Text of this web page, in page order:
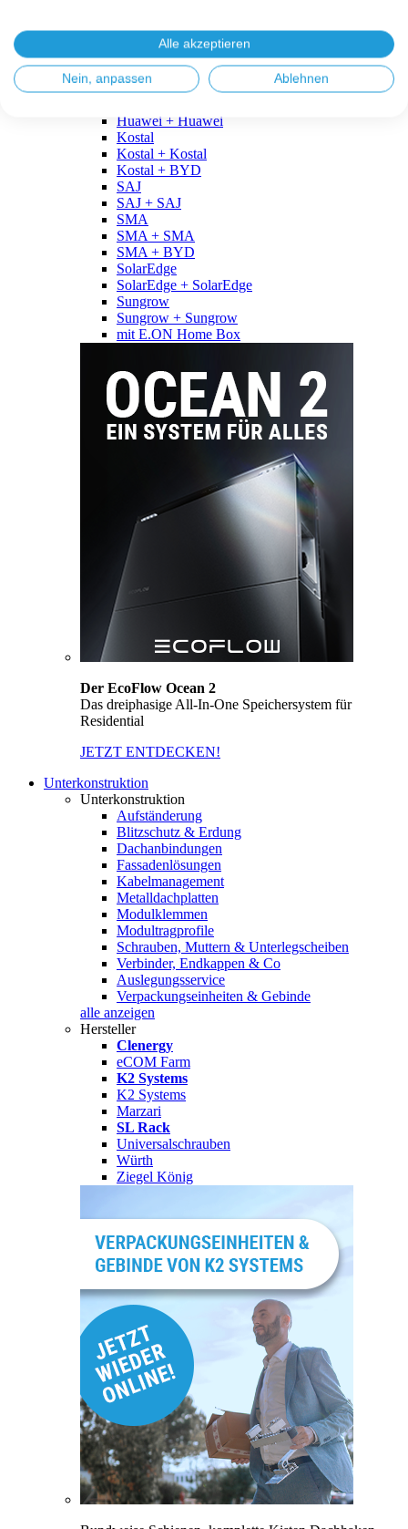
Fronius + BYD
GoodWe
GoodWe + GoodWe
GoodWe + BYD
Huawei + Huawei
Kostal
Kostal + Kostal
Kostal + BYD
SAJ
SAJ + SAJ
SMA
SMA + SMA
SMA + BYD
SolarEdge
SolarEdge + SolarEdge
Sungrow
Sungrow + Sungrow
mit E.ON Home Box
Der EcoFlow Ocean 2
Das dreiphasige All-In-One Speichersystem für
Residential
JETZT ENTDECKEN!
Unterkonstruktion
Unterkonstruktion
Aufständerung
Blitzschutz & Erdung
Dachanbindungen
Fassadenlösungen
Kabelmanagement
Metalldachplatten
Modulklemmen
Modultragprofile
Schrauben, Muttern & Unterlegscheiben
Verbinder, Endkappen & Co
Auslegungsservice
Verpackungseinheiten & Gebinde
alle anzeigen
Hersteller
Clenergy
eCOM Farm
K2 Systems
K2 Systems
Marzari
SL Rack
Universalschrauben
Würth
Ziegel König
Alle akzeptieren
Nein, anpassen Ablehnen